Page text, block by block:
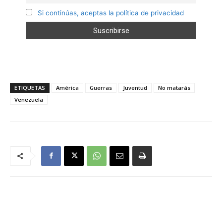
Si continúas, aceptas la política de privacidad
ETIQUETAS América Guerras Juventud
No matarás
Venezuela